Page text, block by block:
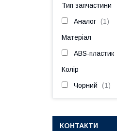
Тип запчастини
Аналог 1
Матеріал
ABS-пластик
Колір
Чорний 1
КОНТАКТИ